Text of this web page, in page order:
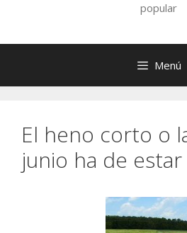
popular
Menú
El heno corto o
junio ha de estar